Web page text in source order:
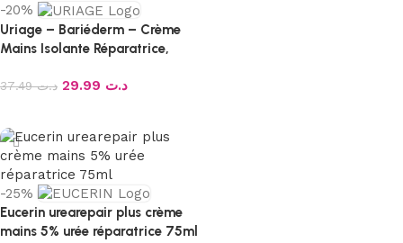
-20%
Uriage – Bariéderm – Crème
Mains Isolante Réparatrice,
د.ت37.49 د.ت
-25%
Eucerin urearepair plus crème
mains 5% urée réparatrice 75ml